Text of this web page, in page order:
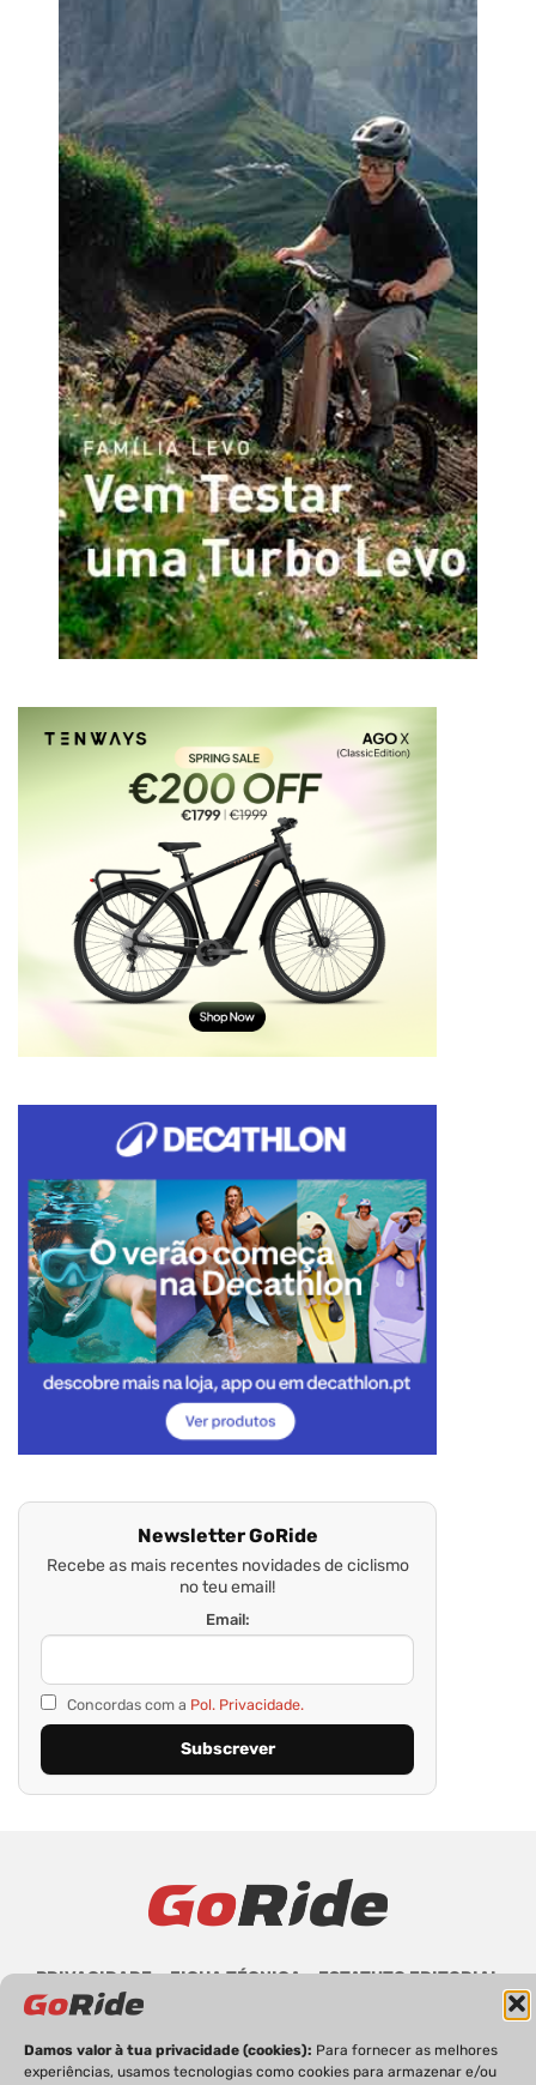
Damos valor à tua privacidade (cookies): Para fornecer as melhores
experiências, usamos tecnologias como cookies para armazenar e/ou
Newsletter GoRide
Recebe as mais recentes novidades de ciclismo
no teu email!
Email:
Concordas com a Pol. Privacidade.
PRIVACIDADE FICHA TÉCNICA
ESTATUTO EDITORIAL
POLÍTICA DE COOKIES